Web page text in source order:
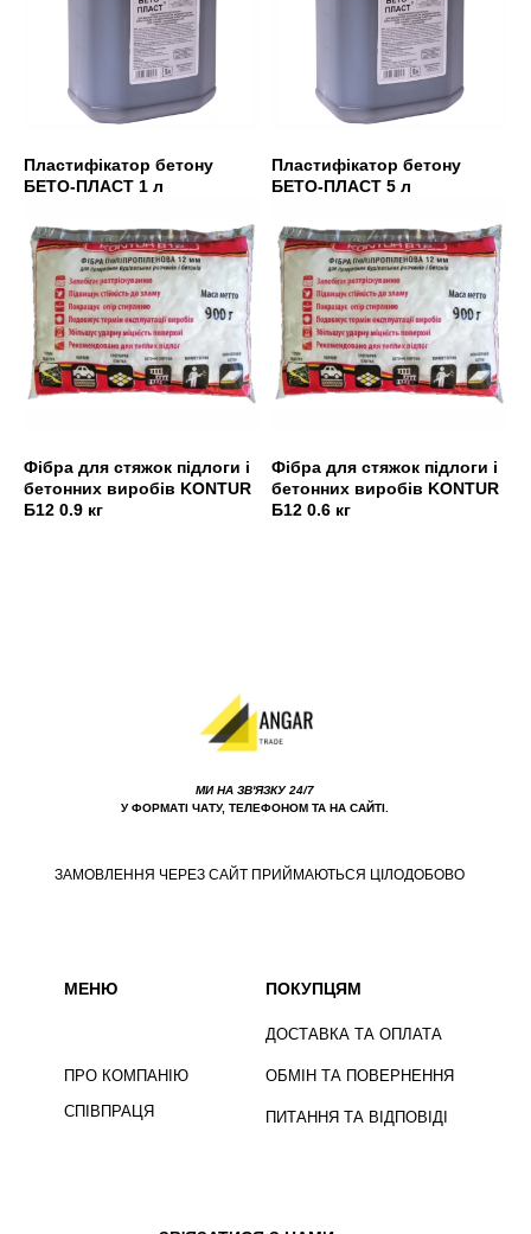
Пластифікатор бетону
БЕТО-ПЛАСТ 1 л
Пластифікатор бетону
БЕТО-ПЛАСТ 5 л
Фібра для стяжок підлоги і
бетонних виробів KONTUR
Б12 0.9 кг
Фібра для стяжок підлоги і
бетонних виробів KONTUR
Б12 0.6 кг
ПРО КОМПАНІЮ
СПІВПРАЦЯ
ДОСТАВКА ТА ОПЛАТА
ОБМІН ТА ПОВЕРНЕННЯ
ПИТАННЯ ТА ВІДПОВІДІ
ПОКУПЦЯМ
МИ НА ЗВ'ЯЗКУ 24/7
У ФОРМАТІ ЧАТУ, ТЕЛЕФОНОМ ТА НА САЙТІ.
МЕНЮ
ЗАМОВЛЕННЯ ЧЕРЕЗ САЙТ ПРИЙМАЮТЬСЯ ЦІЛОДОБОВО